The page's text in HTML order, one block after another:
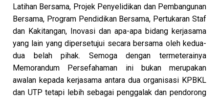
Latihan Bersama, Projek Penyelidikan dan Pembangunan
Bersama, Program Pendidikan Bersama, Pertukaran Staf
dan Kakitangan, Inovasi dan apa-apa bidang kerjasama
yang lain yang dipersetujui secara bersama oleh kedua-
dua belah pihak. Semoga dengan termeterainya
Memorandum Persefahaman ini bukan merupakan
awalan kepada kerjasama antara dua organisasi KPBKL
dan UTP tetapi lebih sebagai penggalak dan pendorong